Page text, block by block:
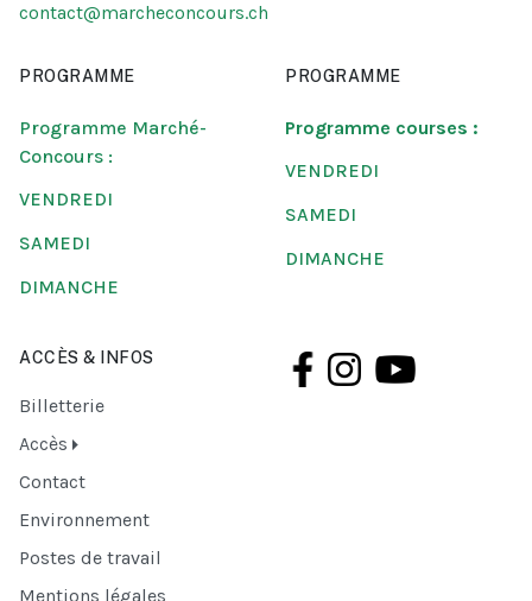
contact@marcheconcours.ch
PROGRAMME
Programme Marché-
Concours :
VENDREDI
SAMEDI
DIMANCHE
PROGRAMME
Programme courses :
VENDREDI
SAMEDI
DIMANCHE
ACCÈS & INFOS
Billetterie
Accès
Contact
Environnement
Postes de travail
Mentions légales